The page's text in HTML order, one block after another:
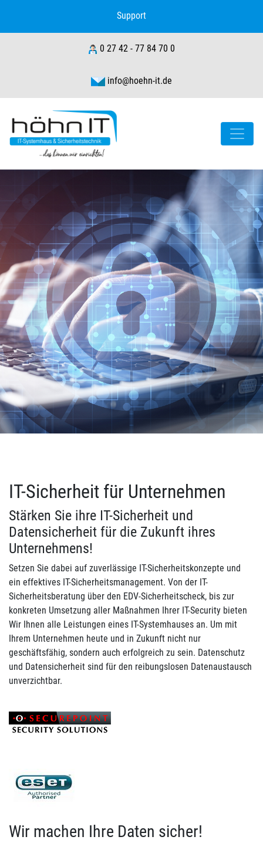
Support
0 27 42 - 77 84 70 0
info@hoehn-it.de
IT-Sicherheit für Unternehmen
Stärken Sie ihre IT-Sicherheit und
Datensicherheit für die Zukunft ihres
Unternehmens!
Setzen Sie dabei auf zuverlässige IT-Sicherheitskonzepte und
ein effektives IT-Sicherheitsmanagement. Von der IT-
Sicherheitsberatung über den EDV-Sicherheitscheck, bis zur
konkreten Umsetzung aller Maßnahmen Ihrer IT-Security bieten
Wir Ihnen alle Leistungen eines IT-Systemhauses an. Um mit
Ihrem Unternehmen heute und in Zukunft nicht nur
geschäftsfähig, sondern auch erfolgreich zu sein. Datenschutz
und Datensicherheit sind für den reibungslosen Datenaustausch
unverzichtbar.
Wir machen Ihre Daten sicher!